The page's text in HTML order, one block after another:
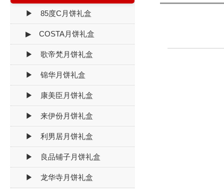
▶ 85度C月饼礼盒
▶ COSTA月饼礼盒
▶ 歌帝梵月饼礼盒
▶ 锦华月饼礼盒
▶ 康美臣月饼礼盒
▶ 来伊份月饼礼盒
▶ 利男居月饼礼盒
▶ 良品铺子月饼礼盒
▶ 龙华寺月饼礼盒